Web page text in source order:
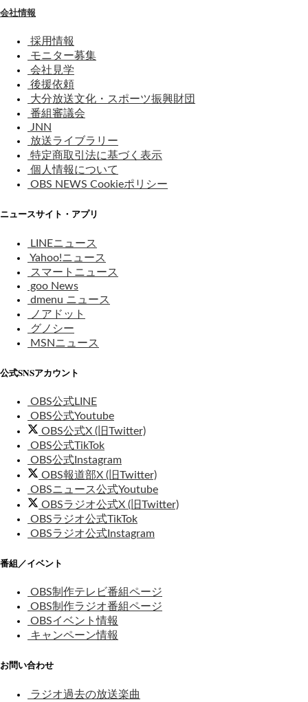
会社情報
採用情報
モニター募集
会社見学
後援依頼
大分放送文化・スポーツ振興財団
番組審議会
JNN
放送ライブラリー
特定商取引法に基づく表示
個人情報について
OBS NEWS Cookieポリシー
ニュースサイト・アプリ
LINEニュース
Yahoo!ニュース
スマートニュース
goo News
dmenu ニュース
ノアドット
グノシー
MSNニュース
公式SNSアカウント
OBS公式LINE
OBS公式Youtube
OBS公式X (旧Twitter)
OBS公式TikTok
OBS公式Instagram
OBS報道部X (旧Twitter)
OBSニュース公式Youtube
OBSラジオ公式X (旧Twitter)
OBSラジオ公式TikTok
OBSラジオ公式Instagram
番組／イベント
OBS制作テレビ番組ページ
OBS制作ラジオ番組ページ
OBSイベント情報
キャンペーン情報
お問い合わせ
ラジオ過去の放送楽曲